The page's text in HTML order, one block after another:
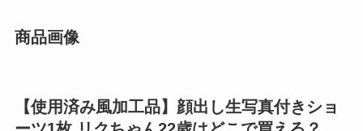
商品画像
【使用済み風加工品】顔出し生写真付きショ